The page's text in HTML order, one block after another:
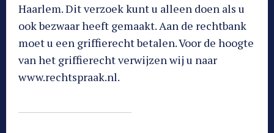
Haarlem. Dit verzoek kunt u alleen doen als u
ook bezwaar heeft gemaakt. Aan de rechtbank
moet u een griffierecht betalen. Voor de hoogte
van het griffierecht verwijzen wij u naar
www.rechtspraak.nl.